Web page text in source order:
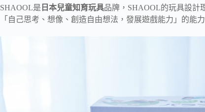
SHAOOL是 日本兒童知育玩具品牌，SHAOOL的玩具設計
「自己思考、想像、創造自由想法，發展遊戲能力」的能力